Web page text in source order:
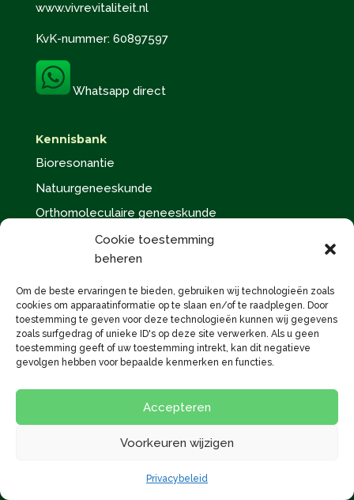
Cookie toestemming
beheren
Om de beste ervaringen te bieden, gebruiken wij technologieën zoals
cookies om apparaatinformatie op te slaan en/of te raadplegen. Door
toestemming te geven voor deze technologieën kunnen wij gegevens
zoals surfgedrag of unieke ID's op deze site verwerken. Als u geen
toestemming geeft of uw toestemming intrekt, kan dit negatieve
gevolgen hebben voor bepaalde kenmerken en functies.
Accepteren
Voorkeuren wijzigen
Privacybeleid
www.vivrevitaliteit.nl
KvK-nummer: 60897597
Whatsapp direct
Kennisbank
Bioresonantie
Natuurgeneeskunde
Orthomoleculaire geneeskunde
Lichaamsgerichte therapie
Traumagerichte therapie
E-Magazine bestellen